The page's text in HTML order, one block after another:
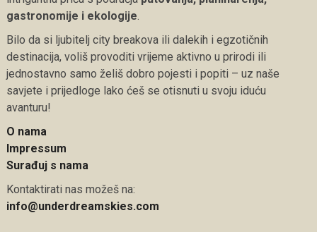
gastronomije i ekologije.
Bilo da si ljubitelj city breakova ili dalekih i egzotičnih
destinacija, voliš provoditi vrijeme aktivno u prirodi ili
jednostavno samo želiš dobro pojesti i popiti – uz naše
savjete i prijedloge lako ćeš se otisnuti u svoju iduću
avanturu!
O nama
Impressum
Surađuj s nama
Kontaktirati nas možeš na:
info@underdreamskies.com